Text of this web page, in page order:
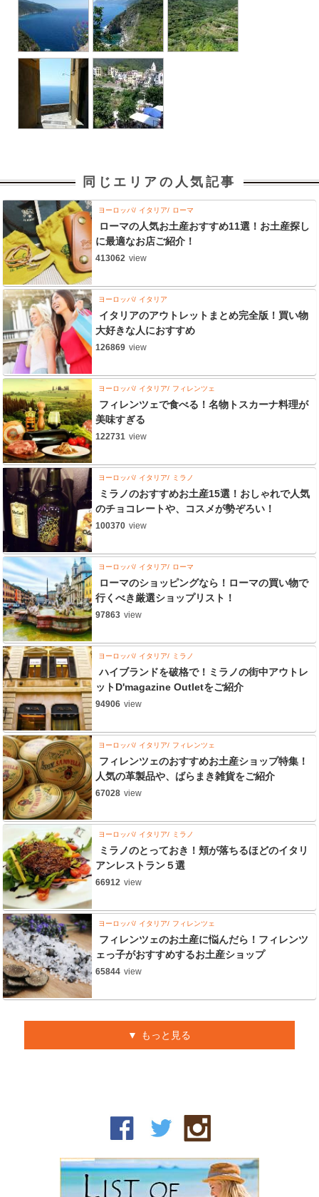
同じエリアの人気記事
ヨーロッパ イタリア ローマ
ローマの人気お土産おすすめ11選！お土産探し
に最適なお店ご紹介！
413062 view
ヨーロッパ イタリア
イタリアのアウトレットまとめ完全版！買い物
大好きな人におすすめ
126869 view
ヨーロッパ イタリア フィレンツェ
フィレンツェで食べる！名物トスカーナ料理が
美味すぎる
122731 view
ヨーロッパ イタリア ミラノ
ミラノのおすすめお土産15選！おしゃれで人気
のチョコレートや、コスメが勢ぞろい！
100370 view
ヨーロッパ イタリア ローマ
ローマのショッピングなら！ローマの買い物で
行くべき厳選ショップリスト！
97863 view
ヨーロッパ イタリア ミラノ
ハイブランドを破格で！ミラノの街中アウトレ
ットD'magazine Outletをご紹介
94906 view
ヨーロッパ イタリア フィレンツェ
フィレンツェのおすすめお土産ショップ特集！
人気の革製品や、ばらまき雑貨をご紹介
67028 view
ヨーロッパ イタリア ミラノ
ミラノのとっておき！頬が落ちるほどのイタリ
アンレストラン５選
66912 view
ヨーロッパ イタリア フィレンツェ
フィレンツェのお土産に悩んだら！フィレンツ
ェっ子がおすすめするお土産ショップ
65844 view
もっと見る